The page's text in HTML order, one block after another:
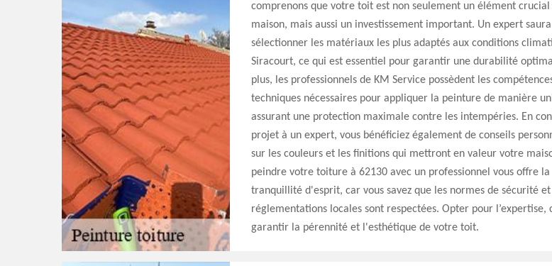
comprenons que votre toit est non seulement un élément
maison, mais aussi un investissement important. Un expert saura
sélectionner les matériaux les plus adaptés aux conditions
Siracourt, ce qui est essentiel pour garantir une durabilité
plus, les professionnels de KM Service possèdent les
techniques nécessaires pour appliquer la peinture de manière
assurant une protection maximale contre les intempéries. En
projet à un expert, vous bénéficiez également de conseils
sur les couleurs et les finitions qui mettront en valeur votre
peindre votre toiture à 62130 avec un professionnel vous offre la
tranquillité d'esprit, car vous savez que les normes de sécurité et
réglementations locales sont respectées. Opter pour l’expertise,
garantir la pérennité et l'esthétique de votre toit.